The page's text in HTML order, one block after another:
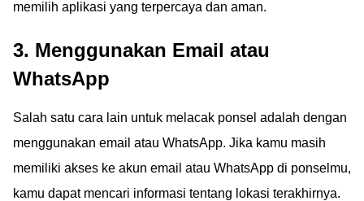
memilih aplikasi yang terpercaya dan aman.
3. Menggunakan Email atau
WhatsApp
Salah satu cara lain untuk melacak ponsel adalah dengan
menggunakan email atau WhatsApp. Jika kamu masih
memiliki akses ke akun email atau WhatsApp di ponselmu,
kamu dapat mencari informasi tentang lokasi terakhirnya.